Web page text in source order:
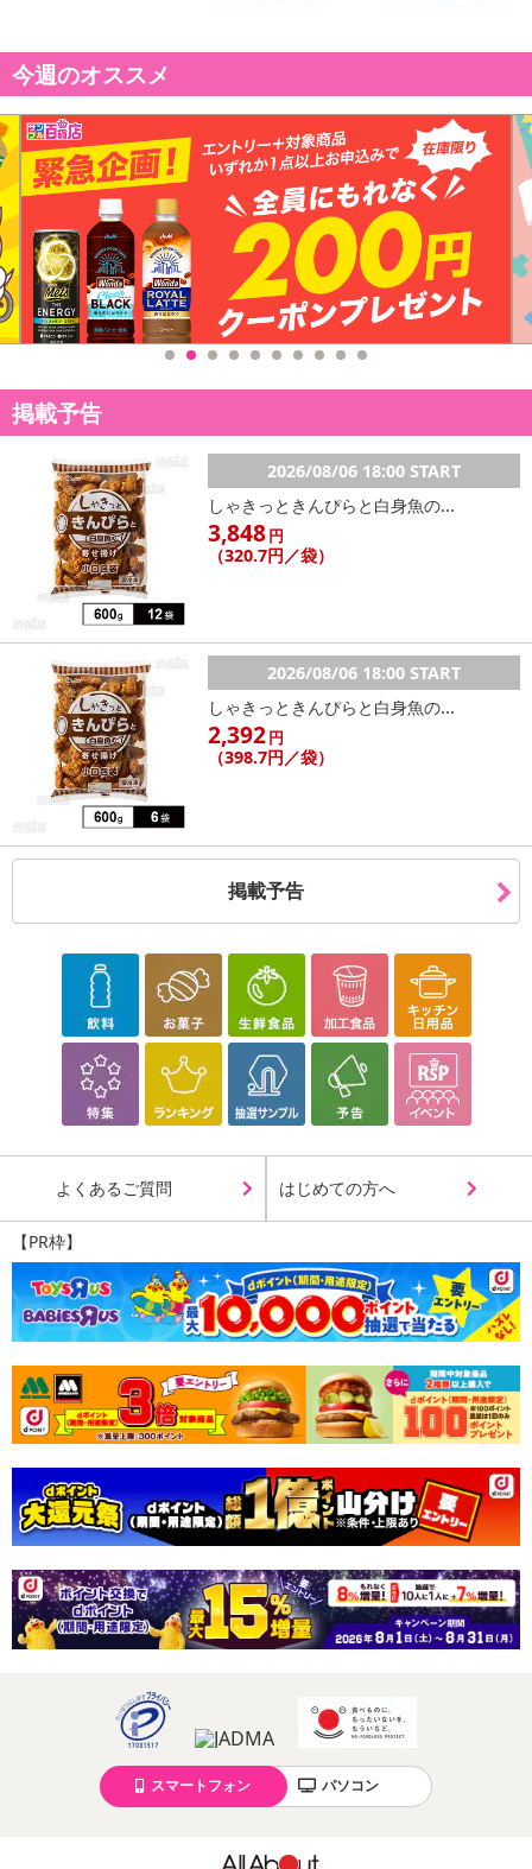
●携帯に便利なコンタクトケース☆
●ピンセット＆ミラー付きでが持ち運びにも◎
● ピンセットでレンズの出し入れができるので衛生的！
●友人や家族へのプレゼントにも最適！
・原産国（最終加工地）：中国
・原材料/材質/素材：プラスチック
・商品カラー：ゴールド
・商品サイズ：(約)7.5×7.5×3.1cm
・注意事項：
※お肌に合わない時はご使用を中止してください。
現れた場合は、専門医にご相談ください。
そのままご使用を続けますと症状を悪化させることがあります。
※傷やはれもの、湿疹など、異常のある部位にはお使いにならな
※目に入らないようにご注意ください。万が一目に入ったときは
水またはぬるま湯で十分洗い流してください。
すすいでも目に異物感が残る場合は、専門医にご相談ください。
※本商品を使用してのあらゆるトラブルには、弊社は一切の責任
を負いません。予めご了承ください。
※海外輸入品のため、多少の縫製の乱れや糸切りが不十分な場合
ジに外国語が表記されており、
多少のスレ、汚れ、破れなどがある場合がございます。予めご了
承ください。
※生産の関係により写真と色、柄(LOGO)が若干異なる場合があり
ます。
※商品改良のため、予告なく仕様が若干変更になる場合がござい
※お使いのモニターや端末により、質感・色合いが実際の商品と
異なって見える場合がございます。
※使用感・発色には個人差があります。
※本商品を使用してのあらゆるトラブルには、弊社は一切の責任
を負いません。予めご了承ください。
【賞味・消費期限のある商品について】
商品到着時点でのお日持ち期間は、配送日数などにより異なります
【キャンセルについて】
※お申込み後のキャンセルはお受けできません。
記載されている内容を必ずご確認いただき、お届けする商品セット
にご納得いただきましたうえでお申し込みください。
参考の掲載画像や画像内のバーコードなど、お届け商品と多少異な
今週のオススメ
掲載予告
2026/08/06 18:00 START
しゃきっときんぴらと白身魚の...
3,848円
（320.7円／袋）
2026/08/06 18:00 START
しゃきっときんぴらと白身魚の...
2,392円
（398.7円／袋）
掲載予告
よくあるご質問 はじめての方へ
【PR枠】
スマートフォン パソコン